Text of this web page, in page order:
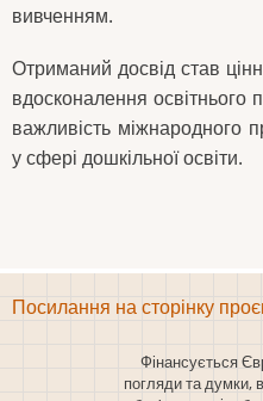
вивченням.
Отриманий досвід став
вдосконалення освітнього
важливість міжнародного
у сфері дошкільної освіти.
Посилання на сторінку
Фінансується
погляди та думки,